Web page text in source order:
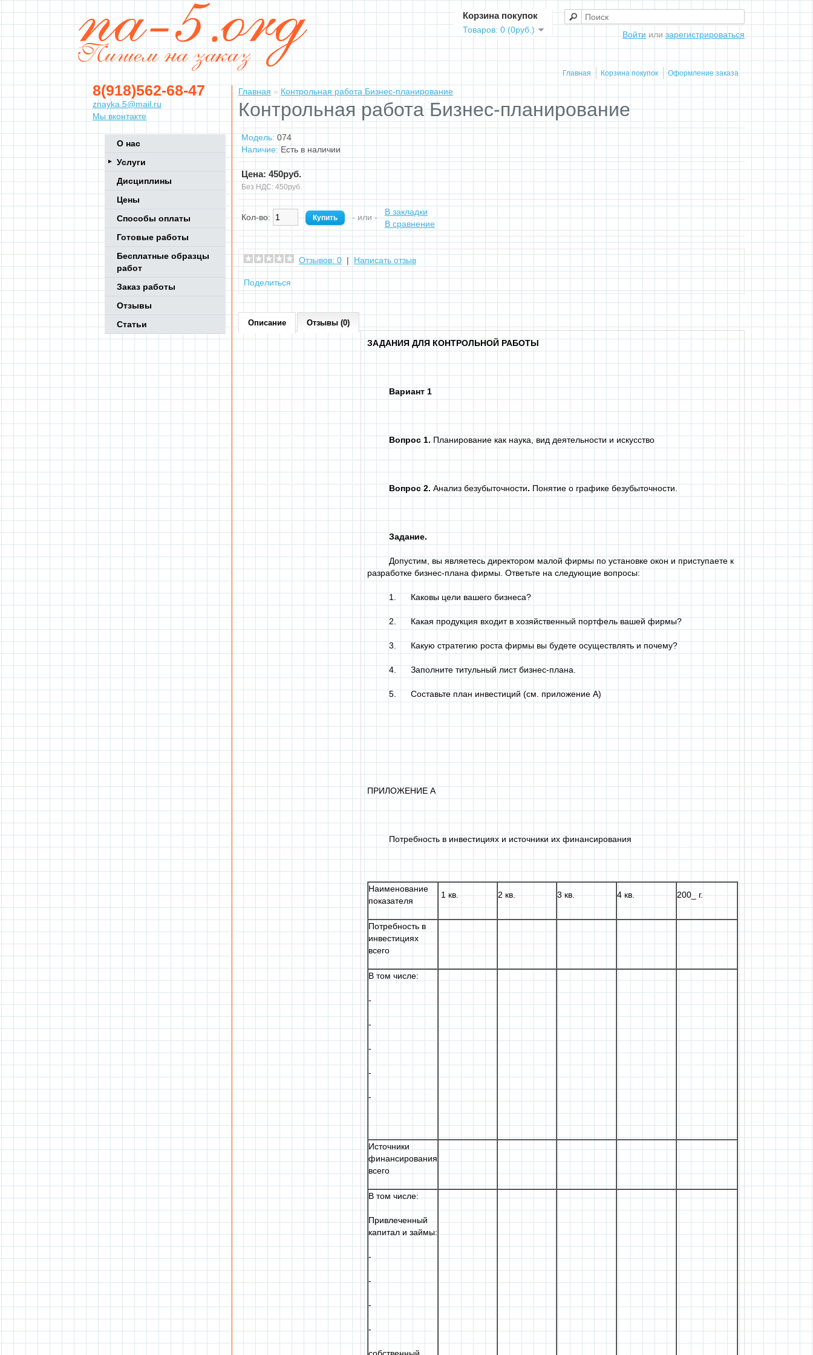
Корзина покупок
Товаров: 0 (0руб.) Войтиилизарегистрироваться
Главная Корзина покупок Оформление заказа
8(918)562-68-47
znayka.5@mail.ru
Мы вконтакте
О нас
Услуги
Дисциплины
Цены
Способы оплаты
Готовые работы
Бесплатные образцы
работ
Заказ работы
Отзывы
Статьи
Главная » Контрольная работа Бизнес-планирование
Контрольная работа Бизнес-планирование
Модель: 074
Наличие: Есть в наличии
Цена: 450руб.
Без НДС: 450руб.
Кол-во: - или -
В закладки
В сравнение
Отзывов: 0 | Написать отзыв
Поделиться
Описание Отзывы (0)
ЗАДАНИЯ ДЛЯ КОНТРОЛЬНОЙ РАБОТЫ
Вариант 1
Вопрос 1. Планирование как наука, вид деятельности и искусство
Вопрос 2. Анализ безубыточности. Понятие о графике безубыточности.
Задание.
Допустим, вы являетесь директором малой фирмы по установке окон и приступаете к
разработке бизнес-плана фирмы. Ответьте на следующие вопросы:
1. Каковы цели вашего бизнеса?
2. Какая продукция входит в хозяйственный портфель вашей фирмы?
3. Какую стратегию роста фирмы вы будете осуществлять и почему?
4. Заполните титульный лист бизнес-плана.
5. Составьте план инвестиций (см. приложение А)
ПРИЛОЖЕНИЕ А
Потребность в инвестициях и источники их финансирования
Наименование
показателя
1 кв. 2 кв. 3 кв. 4 кв. 200_ г.
Потребность в
инвестициях
всего
В том числе:
-
-
-
-
-
Источники
финансирования
всего
В том числе:
Привлеченный
капитал и займы:
-
-
-
-